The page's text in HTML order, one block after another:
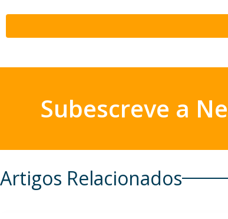
Subescreve a
Artigos Relacionados